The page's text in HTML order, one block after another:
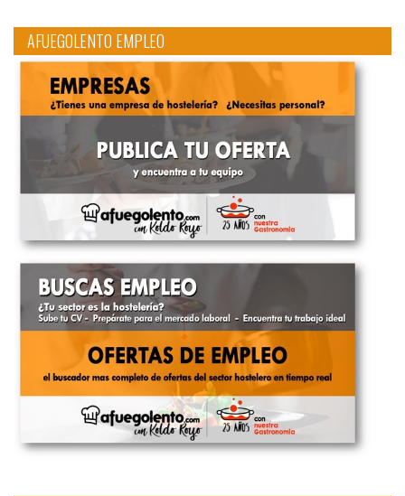
AFUEGOLENTO EMPLEO